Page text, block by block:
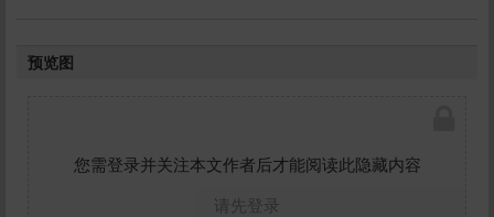
预览图
您需登录并关注本文作者后才能阅读此隐藏内容
请先登录